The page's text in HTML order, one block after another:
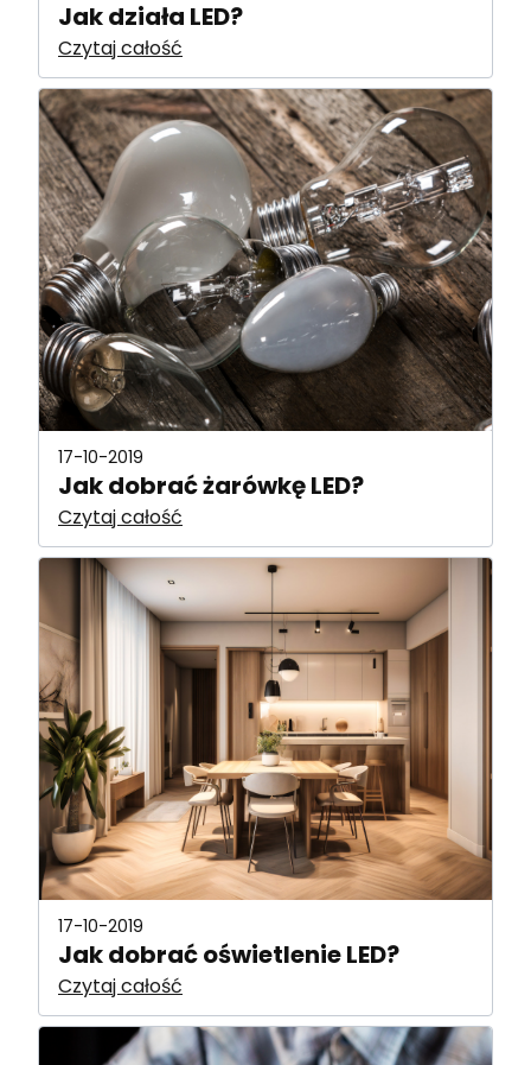
Jak działa LED?
Czytaj całość
17-10-2019
Jak dobrać żarówkę LED?
Czytaj całość
17-10-2019
Jak dobrać oświetlenie LED?
Czytaj całość